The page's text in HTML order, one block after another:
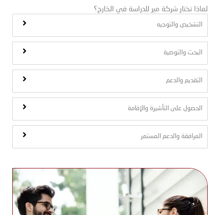
لماذا تختار شركة مير للدراسة في الخارج؟
التشخيص والتوجيه
البحث والتوصية
التقديم والدعم
الحصول على التأشيرة والإقامة
المرافقة والدعم المستمر